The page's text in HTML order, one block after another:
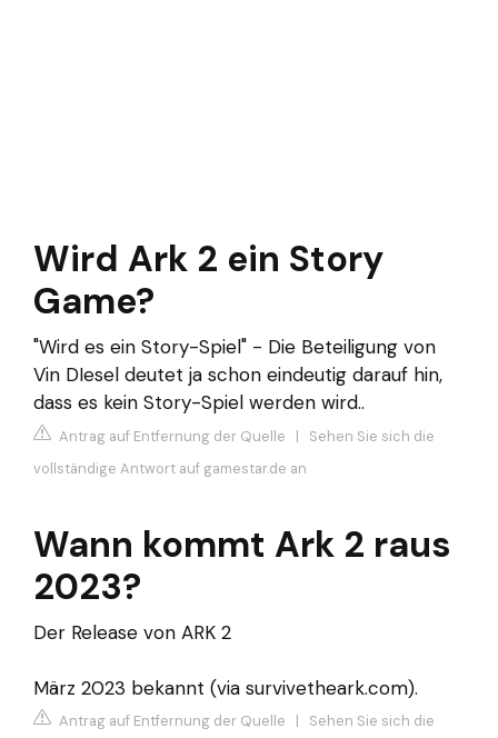
Wird Ark 2 ein Story
Game?
"Wird es ein Story-Spiel" - Die Beteiligung von
Vin DIesel deutet ja schon eindeutig darauf hin,
dass es kein Story-Spiel werden wird..
Antrag auf Entfernung der Quelle | Sehen Sie sich die
vollständige Antwort auf gamestar.de an
Wann kommt Ark 2 raus
2023?
Der Release von ARK 2
März 2023 bekannt (via survivetheark.com).
Antrag auf Entfernung der Quelle | Sehen Sie sich die